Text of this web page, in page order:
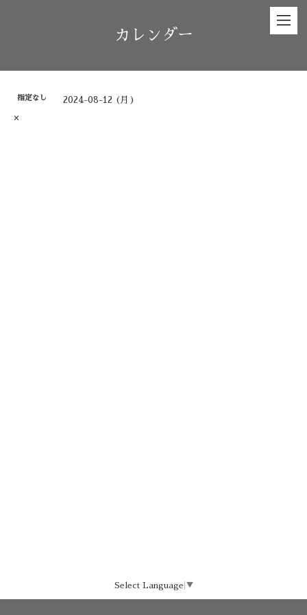
カレンダー
指定なし 2024-08-12 (月)
×
Select Language ▼